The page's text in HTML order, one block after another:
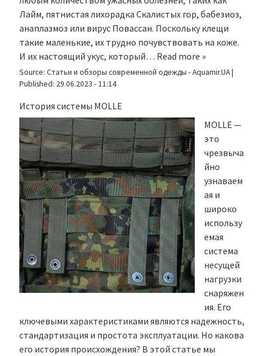
Лайм, пятнистая лихорадка Скалистых гор, бабезиоз,
анаплазмоз или вирус Повассан. Поскольку клещи
такие маленькие, их трудно почувствовать на коже.
И их настоящий укус, который… Read more »
Source: Статьи и обзоры современной одежды - Aquamir.UA|
Published: 29.06.2023 - 11:14
История системы MOLLE
MOLLE —
это
чрезвыча
йно
узнаваем
ая и
широко
использу
емая
система
несущей
нагрузки
снаряжен
ия. Его
ключевыми характеристиками являются надежность,
стандартизация и простота эксплуатации. Но какова
его история происхождения? В этой статье мы